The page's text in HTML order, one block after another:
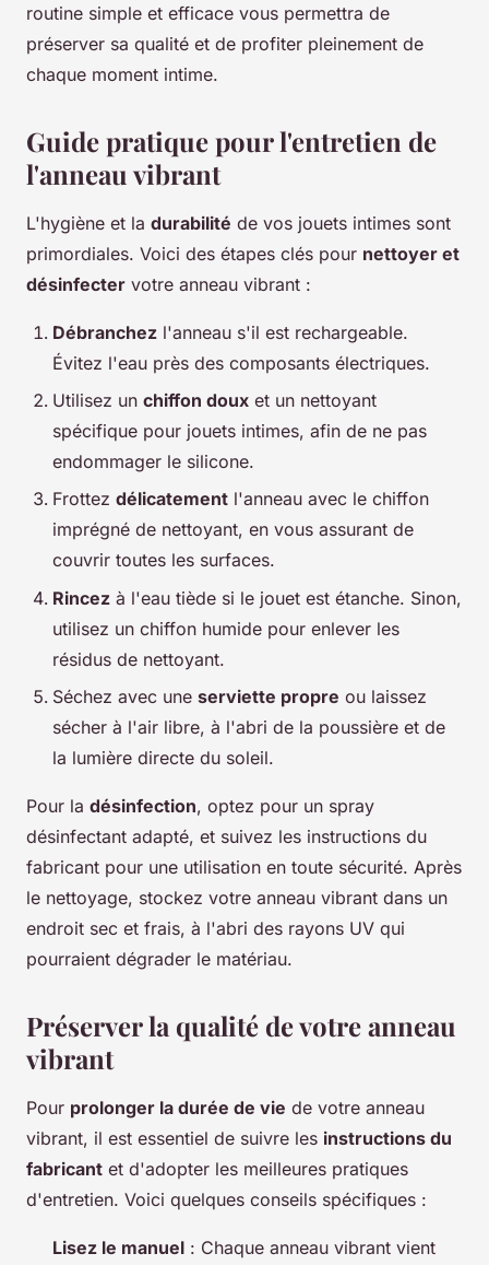
routine simple et efficace vous permettra de
préserver sa qualité et de profiter pleinement de
chaque moment intime.
Guide pratique pour l'entretien de
l'anneau vibrant
L'hygiène et la durabilité de vos jouets intimes sont
primordiales. Voici des étapes clés pour nettoyer et
désinfecter votre anneau vibrant :
Débranchez l'anneau s'il est rechargeable.
Évitez l'eau près des composants électriques.
Utilisez un chiffon doux et un nettoyant
spécifique pour jouets intimes, afin de ne pas
endommager le silicone.
Frottez délicatement l'anneau avec le chiffon
imprégné de nettoyant, en vous assurant de
couvrir toutes les surfaces.
Rincez à l'eau tiède si le jouet est étanche. Sinon,
utilisez un chiffon humide pour enlever les
résidus de nettoyant.
Séchez avec une serviette propre ou laissez
sécher à l'air libre, à l'abri de la poussière et de
la lumière directe du soleil.
Pour la désinfection, optez pour un spray
désinfectant adapté, et suivez les instructions du
fabricant pour une utilisation en toute sécurité. Après
le nettoyage, stockez votre anneau vibrant dans un
endroit sec et frais, à l'abri des rayons UV qui
pourraient dégrader le matériau.
Préserver la qualité de votre anneau
vibrant
Pour prolonger la durée de vie de votre anneau
vibrant, il est essentiel de suivre les instructions du
fabricant et d'adopter les meilleures pratiques
d'entretien. Voici quelques conseils spécifiques :
Lisez le manuel : Chaque anneau vibrant vient